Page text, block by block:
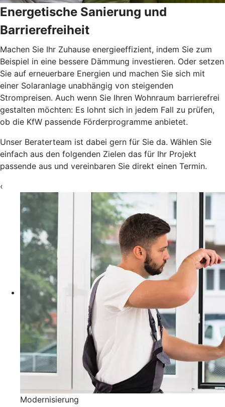
Energetische Sanierung und
Barrierefreiheit
Machen Sie Ihr Zuhause energieeffizient, indem Sie zum
Beispiel in eine bessere Dämmung investieren. Oder setzen
Sie auf erneuerbare Energien und machen Sie sich mit
einer Solaranlage unabhängig von steigenden
Strompreisen. Auch wenn Sie Ihren Wohnraum barrierefrei
gestalten möchten: Es lohnt sich in jedem Fall zu prüfen,
ob die KfW passende Förderprogramme anbietet.
Unser Beraterteam ist dabei gern für Sie da. Wählen Sie
einfach aus den folgenden Zielen das für Ihr Projekt
passende aus und vereinbaren Sie direkt einen Termin.
‹
Modernisierung